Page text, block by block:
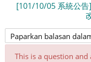
[101/10/05 系統公
This is a question